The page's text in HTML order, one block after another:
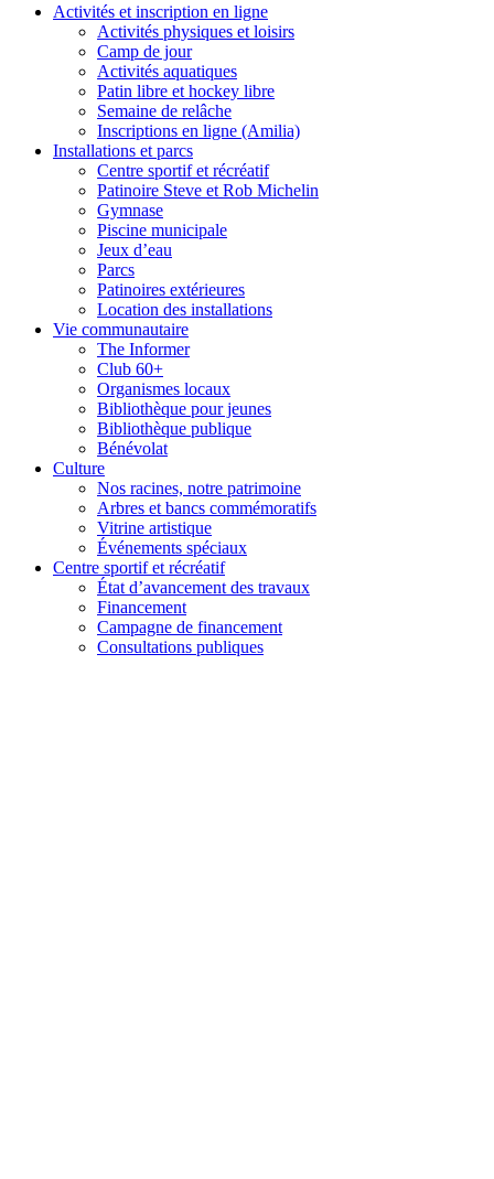
Activités et inscription en ligne
Activités physiques et loisirs
Camp de jour
Activités aquatiques
Patin libre et hockey libre
Semaine de relâche
Inscriptions en ligne (Amilia)
Installations et parcs
Centre sportif et récréatif
Patinoire Steve et Rob Michelin
Gymnase
Piscine municipale
Jeux d’eau
Parcs
Patinoires extérieures
Location des installations
Vie communautaire
The Informer
Club 60+
Organismes locaux
Bibliothèque pour jeunes
Bibliothèque publique
Bénévolat
Culture
Nos racines, notre patrimoine
Arbres et bancs commémoratifs
Vitrine artistique
Événements spéciaux
Centre sportif et récréatif
État d’avancement des travaux
Financement
Campagne de financement
Consultations publiques